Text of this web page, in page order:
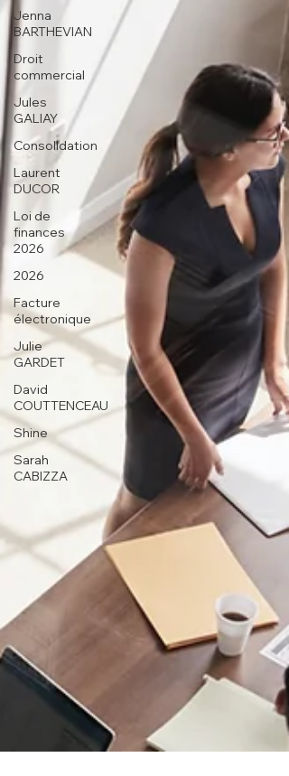
Jenna
BARTHEVIAN
Droit
commercial
Jules
GALIAY
Consolidation
Laurent
DUCOR
Loi de
finances
2026
2026
Facture
électronique
Julie
GARDET
David
COUTTENCEAU
Shine
Sarah
CABIZZA